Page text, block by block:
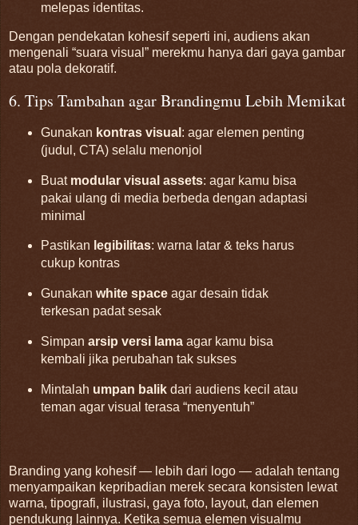
melepas identitas.
Dengan pendekatan kohesif seperti ini, audiens akan
mengenali “suara visual” merekmu hanya dari gaya gambar
atau pola dekoratif.
6. Tips Tambahan agar Brandingmu Lebih Memikat
Gunakan kontras visual : agar elemen penting
(judul, CTA) selalu menonjol
Buat modular visual assets: agar kamu bisa
pakai ulang di media berbeda dengan adaptasi
minimal
Pastikan legibilitas: warna latar & teks harus
cukup kontras
Gunakan white spaceagar desain tidak
terkesan padat sesak
Simpan arsip versi lamaagar kamu bisa
kembali jika perubahan tak sukses
Mintalah umpan balikdari audiens kecil atau
teman agar visual terasa “menyentuh”
Branding yang kohesif — lebih dari logo — adalah tentang
menyampaikan kepribadian merek secara konsisten lewat
warna, tipografi, ilustrasi, gaya foto, layout, dan elemen
pendukung lainnya. Ketika semua elemen visualmu